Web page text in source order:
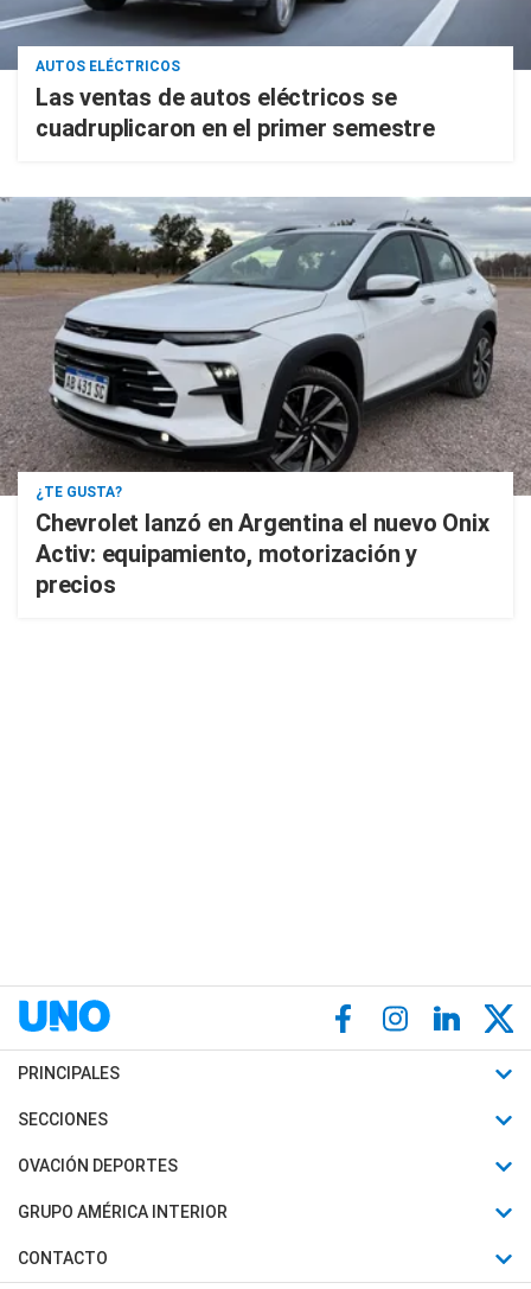
AUTOS ELÉCTRICOS
Las ventas de autos eléctricos se
cuadruplicaron en el primer semestre
¿TE GUSTA?
Chevrolet lanzó en Argentina el nuevo Onix
Activ: equipamiento, motorización y
precios
PRINCIPALES
Últimas Noticias
Política
Judiciales
SECCIONES
Horóscopo
Motores
Trucos caseros
OVACIÓN DEPORTES
Fútbol
Mundial
GRUPO AMÉRICA INTERIOR
Canal 7 en Vivo
CONTACTO